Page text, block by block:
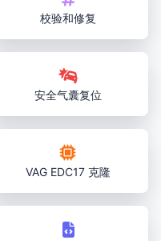
校验和修复
安全气囊复位
VAG EDC17 克隆